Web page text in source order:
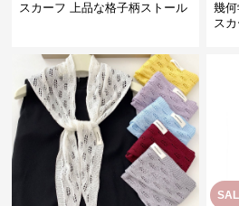
スカーフ 上品な格子柄ストール
幾
ス